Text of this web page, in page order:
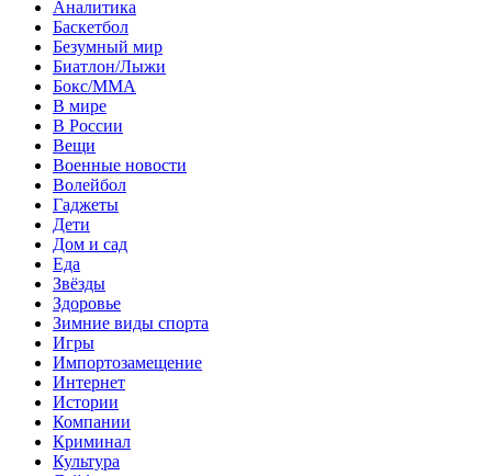
Аналитика
Баскетбол
Безумный мир
Биатлон/Лыжи
Бокс/MMA
В мире
В России
Вещи
Военные новости
Волейбол
Гаджеты
Дети
Дом и сад
Еда
Звёзды
Здоровье
Зимние виды спорта
Игры
Импортозамещение
Интернет
Истории
Компании
Криминал
Культура